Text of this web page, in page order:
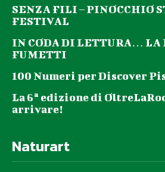
SENZA FILI – PINOCCHIO
FESTIVAL
IN CODA DI LETTURA… LA
FUMETTI
100 Numeri per Discover
La 6ª edizione di
arrivare!
Naturart